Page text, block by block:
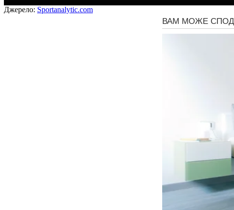
Джерело: Sportanalytic.com